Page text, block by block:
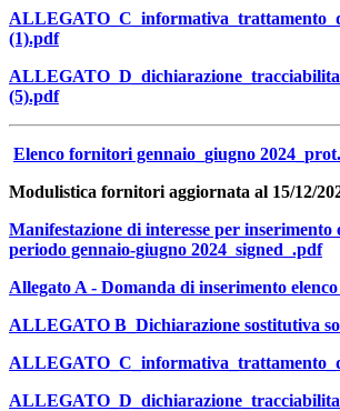
(1).pdf
(5).pdf
Elenco fornitori gennaio_giugno
Modulistica fornitori aggiornata al 15/12/
Manifestazione di interesse per
periodo gennaio-giugno 2024_signed_.pdf
Allegato A - Domanda di inserimento
ALLEGATO B_Dichiarazione sostitutiva